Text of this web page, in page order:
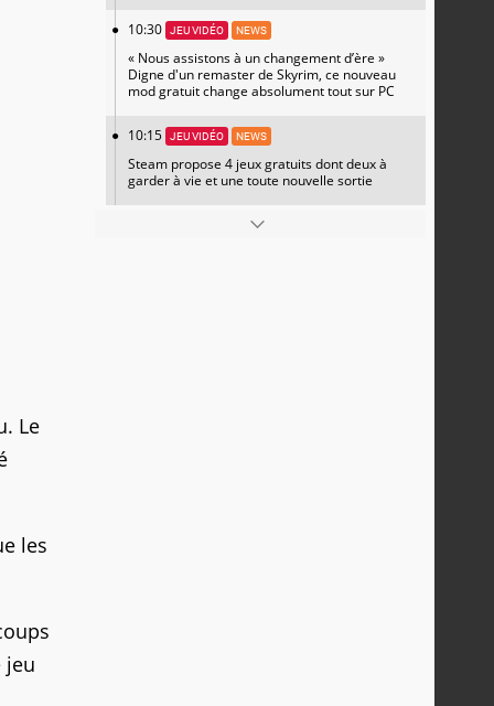
Le
les
jeu
10:30 JEU VIDÉO NEWS
« Nous assistons à un changement d’ère »
Digne d'un remaster de Skyrim, ce nouveau
mod gratuit change absolument tout sur PC
10:15 JEU VIDÉO NEWS
Steam propose 4 jeux gratuits dont deux à
garder à vie et une toute nouvelle sortie